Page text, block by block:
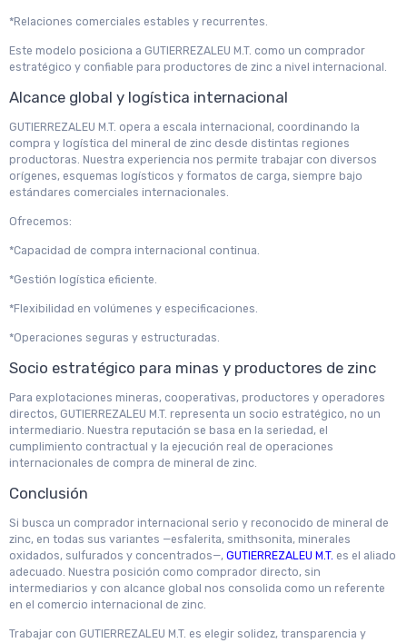
*Relaciones comerciales estables y recurrentes.
Este modelo posiciona a GUTIERREZALEU M.T. como un comprador
estratégico y confiable para productores de zinc a nivel internacional.
Alcance global y logística internacional
GUTIERREZALEU M.T. opera a escala internacional, coordinando la
compra y logística del mineral de zinc desde distintas regiones
productoras. Nuestra experiencia nos permite trabajar con diversos
orígenes, esquemas logísticos y formatos de carga, siempre bajo
estándares comerciales internacionales.
Ofrecemos:
*Capacidad de compra internacional continua.
*Gestión logística eficiente.
*Flexibilidad en volúmenes y especificaciones.
*Operaciones seguras y estructuradas.
Socio estratégico para minas y productores de zinc
Para explotaciones mineras, cooperativas, productores y operadores
directos, GUTIERREZALEU M.T. representa un socio estratégico, no un
intermediario. Nuestra reputación se basa en la seriedad, el
cumplimiento contractual y la ejecución real de operaciones
internacionales de compra de mineral de zinc.
Conclusión
Si busca un comprador internacional serio y reconocido de mineral de
zinc, en todas sus variantes —esfalerita, smithsonita, minerales
oxidados, sulfurados y concentrados—, GUTIERREZALEU M.T. es el aliado
adecuado. Nuestra posición como comprador directo, sin
intermediarios y con alcance global nos consolida como un referente
en el comercio internacional de zinc.
Trabajar con GUTIERREZALEU M.T. es elegir solidez, transparencia y